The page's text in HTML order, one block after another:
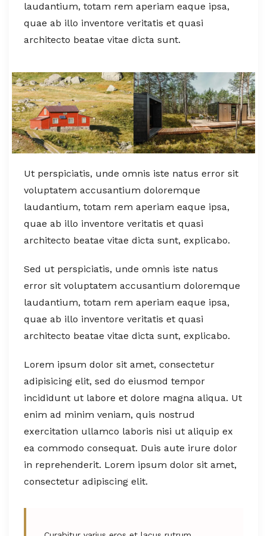
laudantium, totam rem aperiam eaque ipsa,
quae ab illo inventore veritatis et quasi
architecto beatae vitae dicta sunt.
Ut perspiciatis, unde omnis iste natus error sit
voluptatem accusantium doloremque
laudantium, totam rem aperiam eaque ipsa,
quae ab illo inventore veritatis et quasi
architecto beatae vitae dicta sunt, explicabo.
Sed ut perspiciatis, unde omnis iste natus
error sit voluptatem accusantium doloremque
laudantium, totam rem aperiam eaque ipsa,
quae ab illo inventore veritatis et quasi
architecto beatae vitae dicta sunt, explicabo.
Lorem ipsum dolor sit amet, consectetur
adipisicing elit, sed do eiusmod tempor
incididunt ut labore et dolore magna aliqua. Ut
enim ad minim veniam, quis nostrud
exercitation ullamco laboris nisi ut aliquip ex
ea commodo consequat. Duis aute irure dolor
in reprehenderit. Lorem ipsum dolor sit amet,
consectetur adipiscing elit.